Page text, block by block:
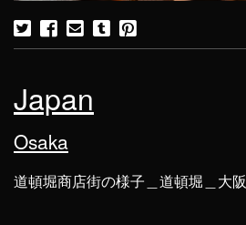
Japan
Osaka
道頓堀商店街の様子＿道頓堀＿大阪